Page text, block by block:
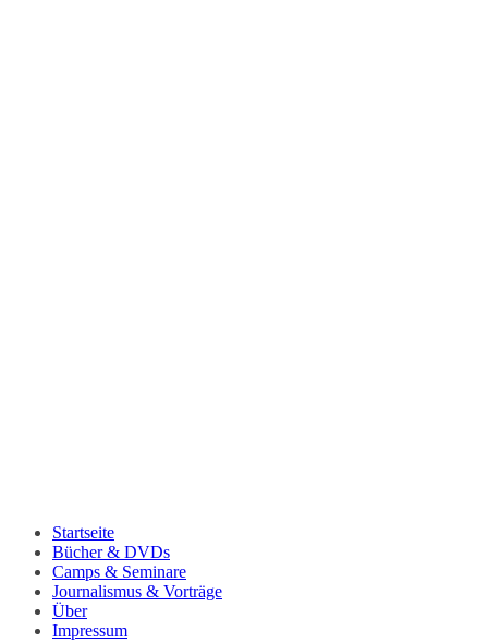
Startseite
Bücher & DVDs
Camps & Seminare
Journalismus & Vorträge
Über
Impressum